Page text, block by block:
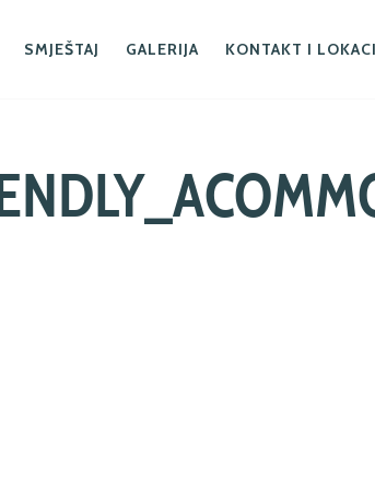
SMJEŠTAJ GALERIJA KONTAKT I